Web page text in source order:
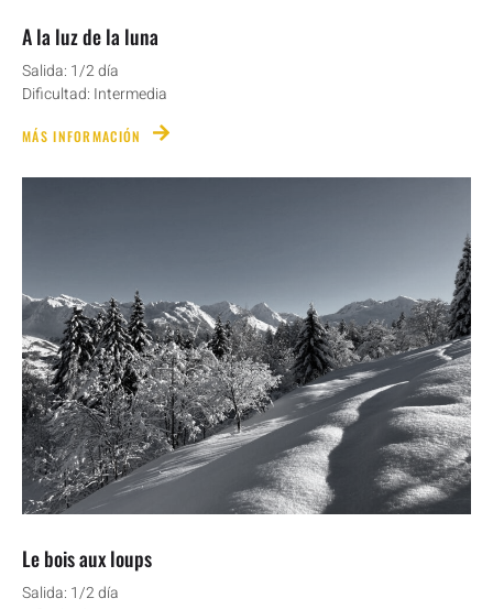
A la luz de la luna
Salida: 1/2 día
Dificultad: Intermedia
MÁS INFORMACIÓN
Le bois aux loups
Salida: 1/2 día